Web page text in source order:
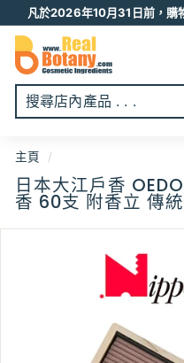
至
凡於2026年10月31日前，
R
E
A
L
O
T
A
N
Y
主頁 /
日本大江戶香
香 60支 附香立 傳